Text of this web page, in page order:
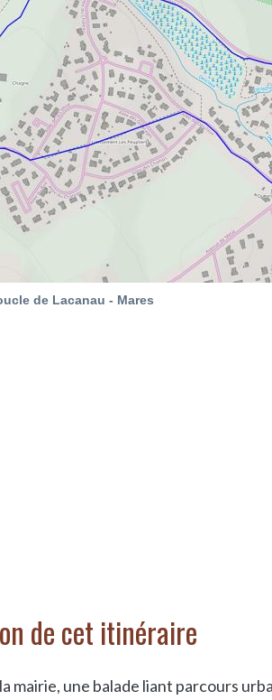
au refuge
de Lacanau - Mares
de cet itinéraire
mairie, une balade liant parcours